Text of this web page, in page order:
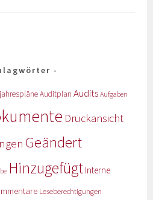
Auditplan Audits Aufgaben
Druckansicht
Geändert
Hinzugefügt Interne
Leseberechtigungen